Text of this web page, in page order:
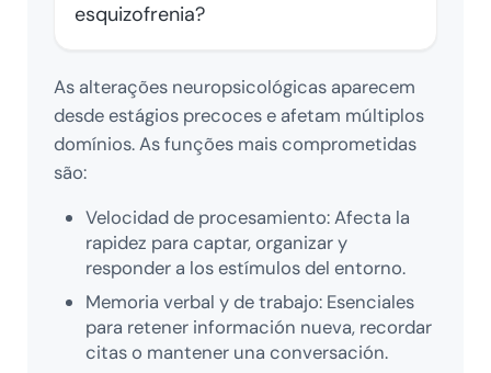
esquizofrenia?
As alterações neuropsicológicas aparecem
desde estágios precoces e afetam múltiplos
domínios. As funções mais comprometidas
são:
Velocidad de procesamiento: Afecta la
rapidez para captar, organizar y
responder a los estímulos del entorno.
Memoria verbal y de trabajo: Esenciales
para retener información nueva, recordar
citas o mantener una conversación.